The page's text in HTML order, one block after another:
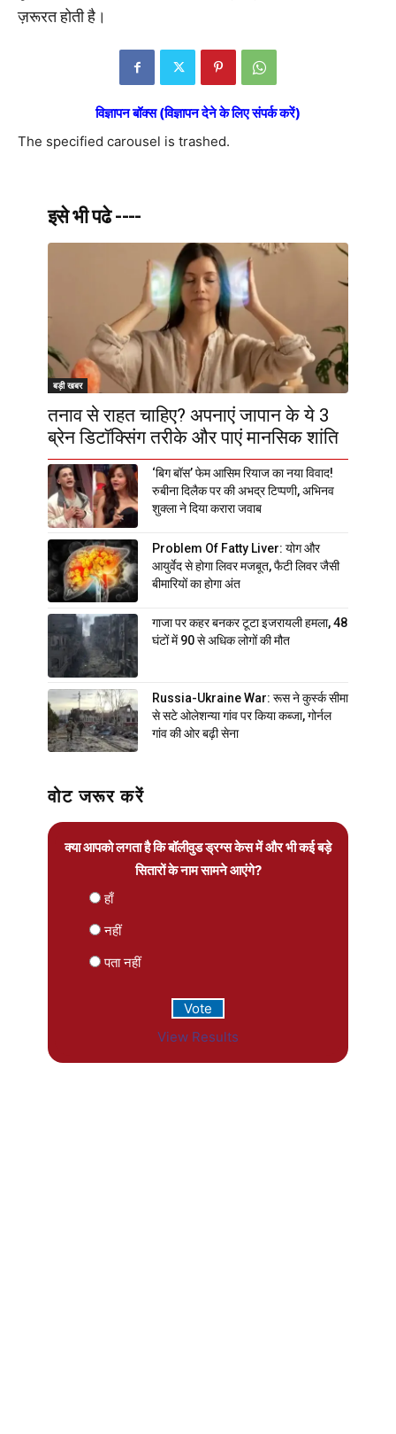
ज़रूरत होती है।
विज्ञापन बॉक्स (विज्ञापन देने के लिए संपर्क करें)
The specified carousel is trashed.
इसे भी पढे ----
बड़ी खबर
तनाव से राहत चाहिए? अपनाएं जापान के ये 3
ब्रेन डिटॉक्सिंग तरीके और पाएं मानसिक शांति
‘बिग बॉस’ फेम आसिम रियाज का नया विवाद!
रुबीना दिलैक पर की अभद्र टिप्पणी, अभिनव
शुक्ला ने दिया करारा जवाब
Problem Of Fatty Liver: योग और
आयुर्वेद से होगा लिवर मजबूत, फैटी लिवर जैसी
बीमारियों का होगा अंत
गाजा पर कहर बनकर टूटा इजरायली हमला, 48
घंटों में 90 से अधिक लोगों की मौत
Russia-Ukraine War: रूस ने कुर्स्क सीमा
से सटे ओलेशन्या गांव पर किया कब्जा, गोर्नल
गांव की ओर बढ़ी सेना
वोट जरूर करें
क्या आपको लगता है कि बॉलीवुड ड्रग्स केस में और भी कई बड़े
सितारों के नाम सामने आएंगे?
हाँ
नहीं
पता नहीं
View Results